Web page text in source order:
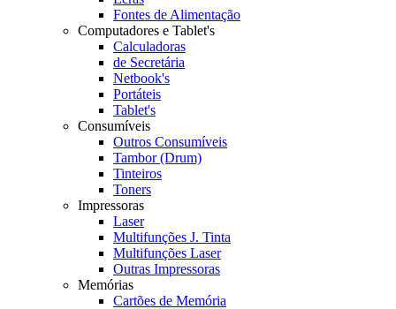
Fontes de Alimentação
Computadores e Tablet's
Calculadoras
de Secretária
Netbook's
Portáteis
Tablet's
Consumíveis
Outros Consumíveis
Tambor (Drum)
Tinteiros
Toners
Impressoras
Laser
Multifunções J. Tinta
Multifunções Laser
Outras Impressoras
Memórias
Cartões de Memória